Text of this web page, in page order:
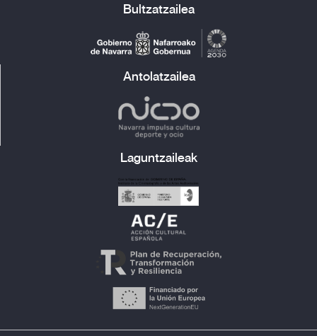
Bultzatzailea
Antolatzailea
Laguntzaileak